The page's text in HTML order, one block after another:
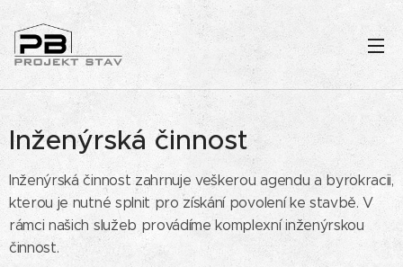
Inženýrská činnost
Inženýrská činnost zahrnuje veškerou agendu a byrokracii,
kterou je nutné splnit pro získání povolení ke stavbě. V
rámci našich služeb provádíme komplexní inženýrskou
činnost.